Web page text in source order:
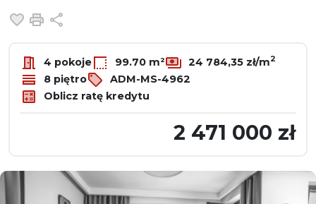
Dodaj do ulubionych
Drukuj
4 pokoje 99.70 m² 24 784,35 zł/m2
8 piętro
ADM-MS-4962
Oblicz ratę kredytu
2 471 000 zł